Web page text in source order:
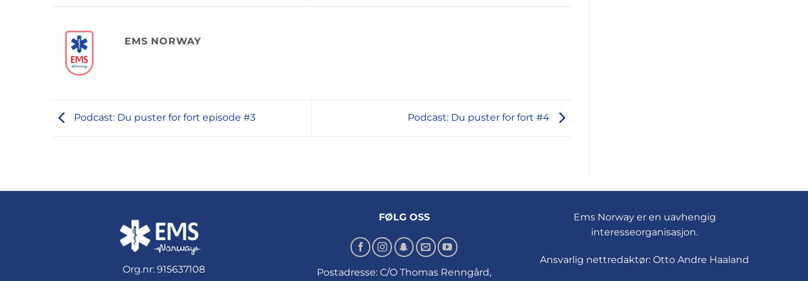
EMS NORWAY
Podcast: Du puster for fort episode #3 Podcast: Du puster for fort #4
Org.nr: 915637108
FØLG OSS
Postadresse: C/O Thomas Renngård,
Ems Norway er en uavhengig
interesseorganisasjon.
Ansvarlig nettredaktør: Otto Andre Haaland